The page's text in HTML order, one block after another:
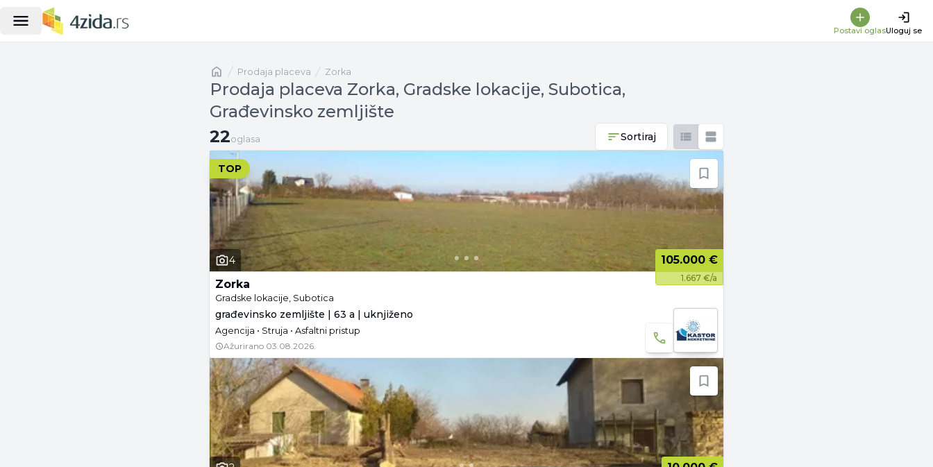
Postavi oglasUloguj se
Naslovnaprodaja placeva Zorka
Prodaja placeva Zorka, Gradske lokacije, Subotica,
Građevinsko zemljište
22 oglasa
22oglasa Sortiraj
TOP
4 105.000 €
1.667 €/a
Zorka
Gradske lokacije, Subotica
građevinsko zemljište | 63 a | uknjiženo
Agencija • Struja • Asfaltni pristup
Ažurirano 03.08.2026.